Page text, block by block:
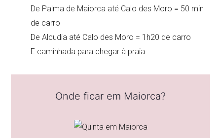
De Palma de Maiorca até Calo des Moro = 50 min
de carro
De Alcudia até Calo des Moro = 1h20 de carro
E caminhada para chegar à praia
Onde ficar em Maiorca?